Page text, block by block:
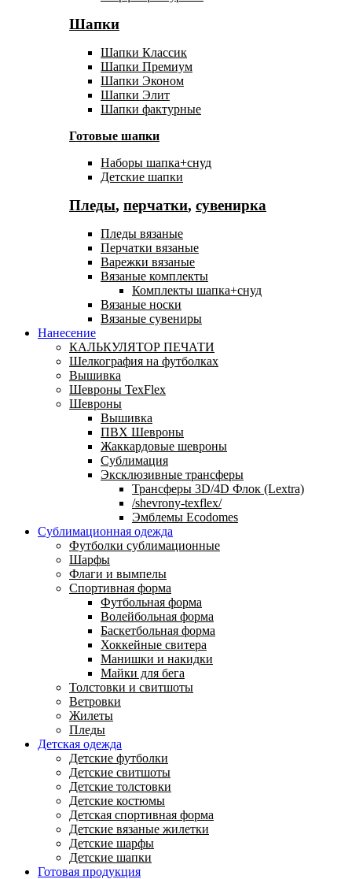
Шапки
Шапки Классик
Шапки Премиум
Шапки Эконом
Шапки Элит
Шапки фактурные
Готовые шапки
Наборы шапка+снуд
Детские шапки
Пледы, перчатки, сувенирка
Пледы вязаные
Перчатки вязаные
Варежки вязаные
Вязаные комплекты
Комплекты шапка+снуд
Вязаные носки
Вязаные сувениры
Нанесение
КАЛЬКУЛЯТОР ПЕЧАТИ
Шелкография на футболках
Вышивка
Шевроны TexFlex
Шевроны
Вышивка
ПВХ Шевроны
Жаккардовые шевроны
Сублимация
Эксклюзивные трансферы
Трансферы 3D/4D Флок (Lextra)
/shevrony-texflex/
Эмблемы Ecodomes
Сублимационная одежда
Футболки сублимационные
Шарфы
Флаги и вымпелы
Спортивная форма
Футбольная форма
Волейбольная форма
Баскетбольная форма
Хоккейные свитера
Манишки и накидки
Майки для бега
Толстовки и свитшоты
Ветровки
Жилеты
Пледы
Детская одежда
Детские футболки
Детские свитшоты
Детские толстовки
Детские костюмы
Детская спортивная форма
Детские вязаные жилетки
Детские шарфы
Детские шапки
Готовая продукция